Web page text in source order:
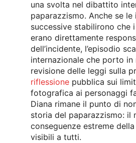
una svolta nel dibattito
paparazzismo. Anche se le
successive stabilirono che
erano direttamente
dell’incidente, l’episodio
internazionale che porto in
revisione delle leggi sulla
riflessione pubblica sui
fotografica ai personaggi
Diana rimane il punto di
storia del paparazzismo: il
conseguenze estreme
visibili a tutti.